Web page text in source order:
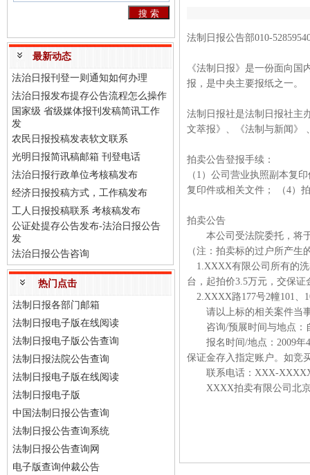
最新动态
法治日报刊登一则通知如何办理
法治日报发布提存公告流程怎么操作
国家级 省级媒体报刊发稿简讯工作
发
农民日报投稿发表软文联系
光明日报简讯稿邮箱 刊登电话
法治日报行政单位考核稿发布
经济日报投稿方式，工作稿发布
工人日报投稿联系 考核稿发布
公证处提存公告发布-法治日报公告
发
法治日报公告咨询
热门点击
法制日报各部门邮箱
法制日报电子版在线阅读
法制日报电子版公告查询
法制日报法院公告查询
法制日报电子版在线阅读
法制日报电子版
中国法制日报公告查询
法制日报公告查询系统
法制日报公告查询网
电子版查询仲裁公告
法制日报公告部010-
《法制日报》是一份面向
报，是中央主要报纸之一。
法制日报社是法制日报社主
文萃报》、《法制与新闻》
拍卖公告登报手续：
（1）公司营业执照副本复
复印件或相关文件； （4）
拍卖公告
本公司受法院委托，将于
（注：拍卖标的过户所产
1.XXXX有限公司所有的洗
台，起拍价3.5万元，交保证
2.XXXX路177号2幢101、
请以上标的相关案件当事
咨询/预展时间与地点：
报名时间/地点：2009年4
保证金存入指定账户。如竞
联系电话：XXX-
XXXX拍卖有限公司北京